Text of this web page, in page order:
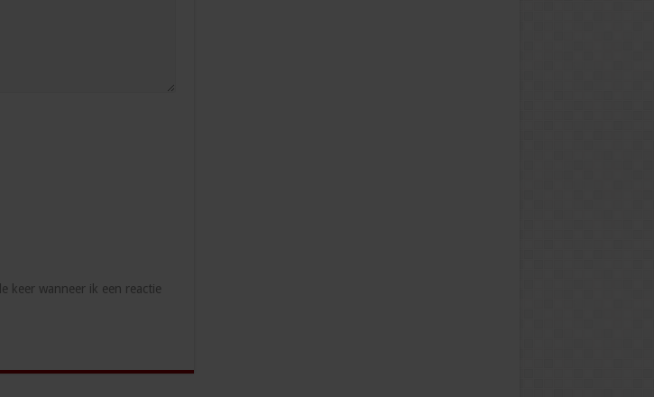
keer wanneer ik een reactie